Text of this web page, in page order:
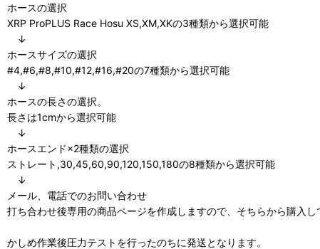
ホースの選択
XRP ProPLUS Race Hosu XS,XM,XKの3種類から選択可能
↓
ホースサイズの選択
#4,#6,#8,#10,#12,#16,#20の7種類から選択可能
↓
ホースの長さの選択。
長さは1cmから選択可能
↓
ホースエンド×2種類の選択
ストレート,30,45,60,90,120,150,180の8種類から選択可能
↓
メール、電話でのお問い合わせ
打ち合わせ後専用の商品ページを作成しますので、そちらから購入し
かしめ作業後圧力テストを行ったのちに発送となります。